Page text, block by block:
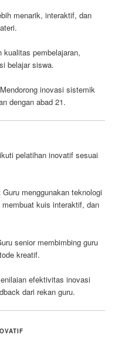
menarik, interaktif, dan
pembelajaran,
belajar siswa.
inovasi sistemik
dengan abad 21.
pelatihan inovatif sesuai
Guru menggunakan teknologi
kuis interaktif, dan
senior membimbing guru
kreatif.
efektivitas inovasi
dari rekan guru.